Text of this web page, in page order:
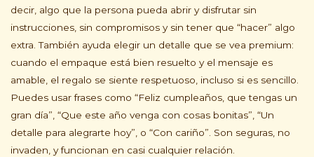
decir, algo que la persona pueda abrir y disfrutar sin
instrucciones, sin compromisos y sin tener que “hacer” algo
extra. También ayuda elegir un detalle que se vea premium:
cuando el empaque está bien resuelto y el mensaje es
amable, el regalo se siente respetuoso, incluso si es sencillo.
Puedes usar frases como “Feliz cumpleaños, que tengas un
gran día”, “Que este año venga con cosas bonitas”, “Un
detalle para alegrarte hoy”, o “Con cariño”. Son seguras, no
invaden, y funcionan en casi cualquier relación.